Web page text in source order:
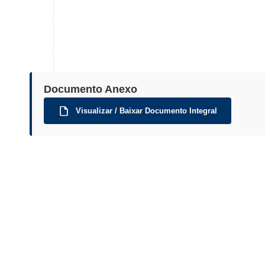
Documento Anexo
Visualizar / Baixar Documento Integral